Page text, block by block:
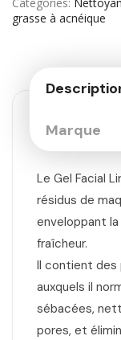
grasse à acnéique
Marque
Le Gel Facial
résidus de
enveloppant
fraîcheur.
Il contient des
auxquels il
sébacées,
pores, et